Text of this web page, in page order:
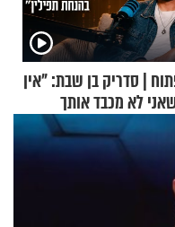
| סדריק בן שבת: "אין
לא מכבד אותך
בהנחת תפילין"